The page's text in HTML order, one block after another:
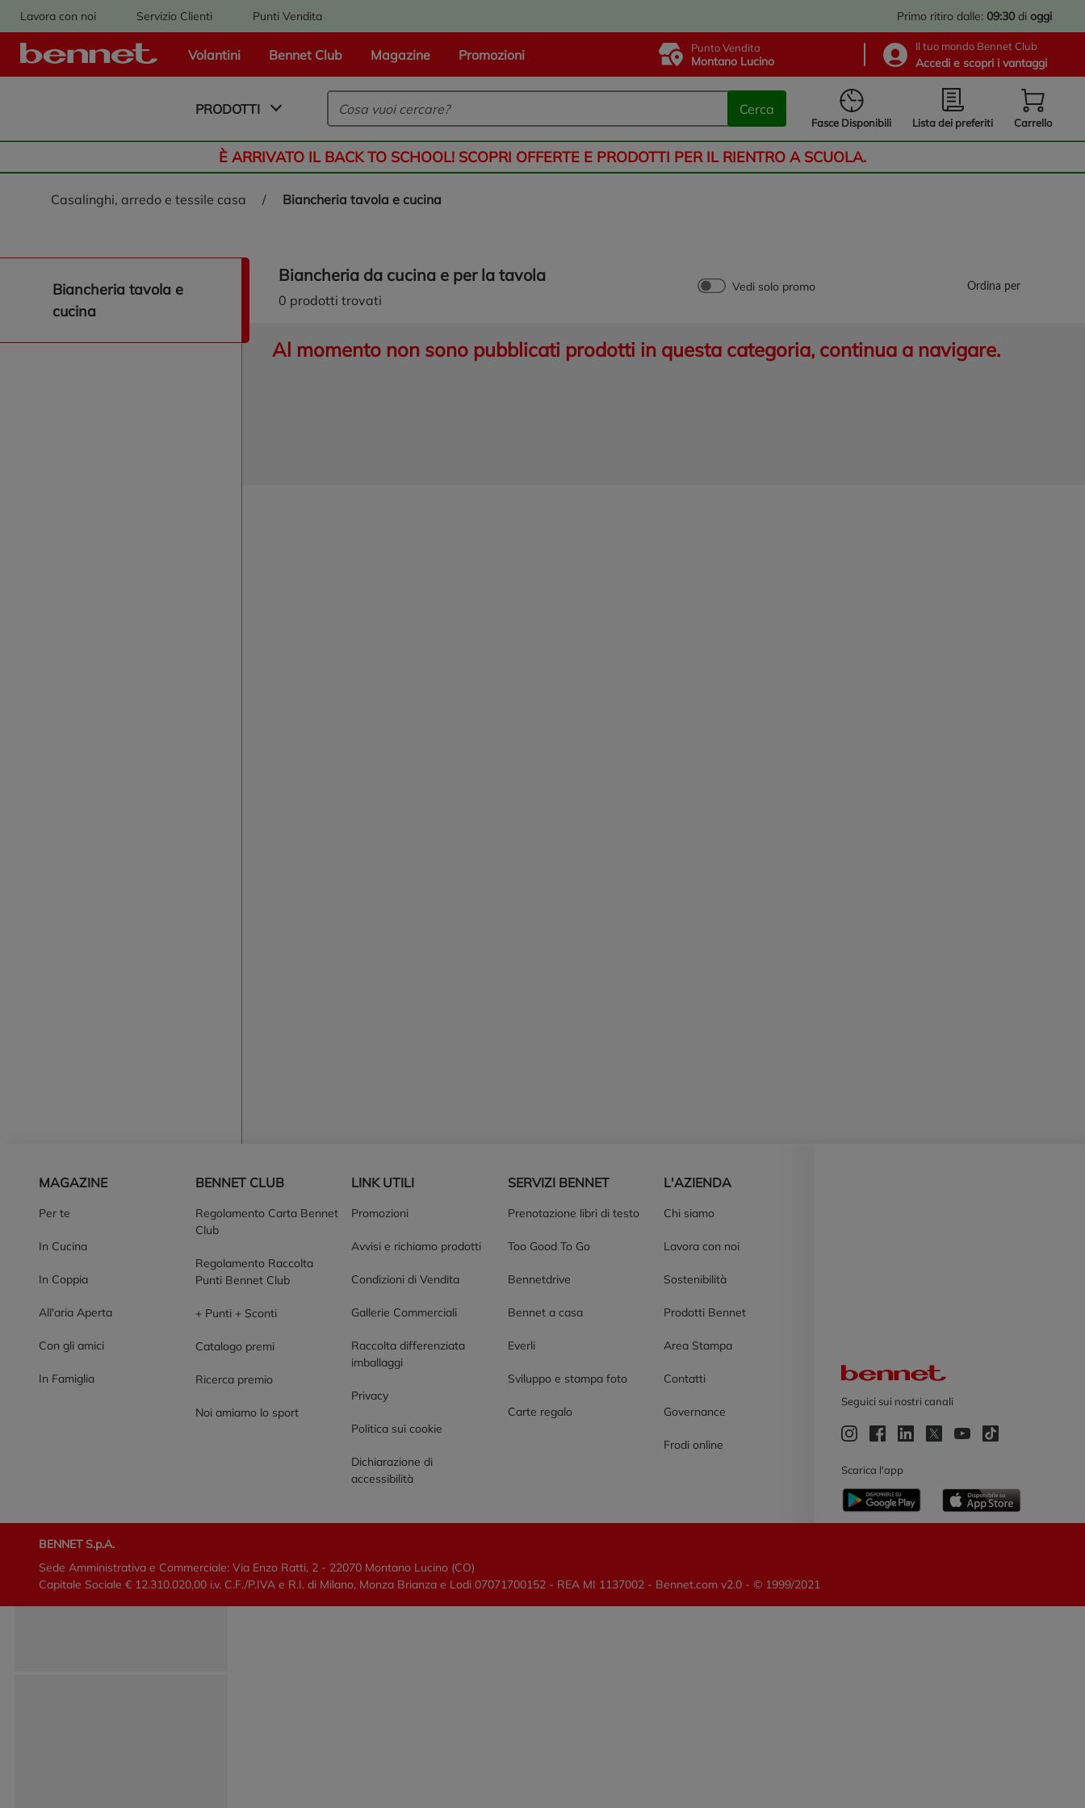
Lavora con noi Servizio Clienti Punti Vendita Primo ritiro dalle: 09:30 di oggi
Volantini Bennet Club Magazine Promozioni Punto Vendita
Montano Lucino
Il tuo mondo Bennet Club
Accedi e scopri i vantaggi
Logo Bennet - Torna alla homepage
PRODOTTI Cerca
Fasce Disponibili Lista dei preferiti Carrello
È ARRIVATO IL BACK TO SCHOOL! SCOPRI OFFERTE E PRODOTTI PER IL RIENTRO A SCUOLA.
casalinghi, arredo e tessile casa / biancheria tavola e cucina
naviga/filtra biancheria tavola e cucina
biancheria tavola e
cucina
biancheria da cucina e per la tavola
0 prodotti trovati
Vedi solo promo Ordina per
Al momento non sono pubblicati prodotti in questa categoria, continua a navigare.
MAGAZINE
Per te
In Cucina
In Coppia
All'aria Aperta
Con gli amici
In Famiglia
BENNET CLUB
Regolamento Carta Bennet
Club
Regolamento Raccolta
Punti Bennet Club
+ Punti + Sconti
Catalogo premi
Ricerca premio
Noi amiamo lo sport
LINK UTILI
Promozioni
Avvisi e richiamo prodotti
Condizioni di Vendita
Gallerie Commerciali
Raccolta differenziata
imballaggi
Privacy
Politica sui cookie
Dichiarazione di
accessibilità
SERVIZI BENNET
Prenotazione libri di testo
Too Good To Go
Bennetdrive
Bennet a casa
Everli
Sviluppo e stampa foto
Carte regalo
L'AZIENDA
Chi siamo
Lavora con noi
Sostenibilità
Prodotti Bennet
Area Stampa
Contatti
Governance
Frodi online
Seguici sui nostri canali
Scarica l'app
BENNET S.p.A.
Sede Amministrativa e Commerciale: Via Enzo Ratti, 2 - 22070 Montano Lucino (CO)
Capitale Sociale € 12.310.020,00 i.v. C.F./P.IVA e R.I. di Milano, Monza Brianza e Lodi 07071700152 - REA MI 1137002 - Bennet.com v2.0 - © 1999/2021